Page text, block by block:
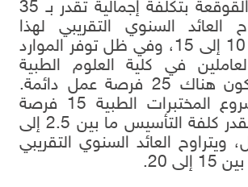
السمع وزراعة القوقعة بتكلفة إجمالية تقدر بـ 35
العائد السنوي التقريبي لهذا
القطاع ما بين 10 إلى 15، وفي ظل توفر الموارد
في كلية العلوم الطبية
التطبيقية ستكون هناك 25 فرصة عمل دائمة.
فيما يوفر مشروع المختبرات الطبية 15 فرصة
عمل دائمة، وتقدر كلفة التأسيس ما بين 2.5 إلى
ويتراوح العائد السنوي التقريبي
20.